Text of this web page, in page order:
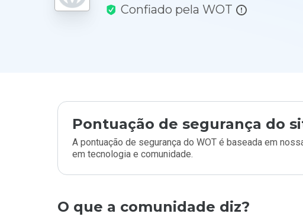
Confiado pela WOT
Pontuação de segurança do
A pontuação de segurança do WOT é baseada em
em tecnologia e comunidade.
O que a comunidade diz?